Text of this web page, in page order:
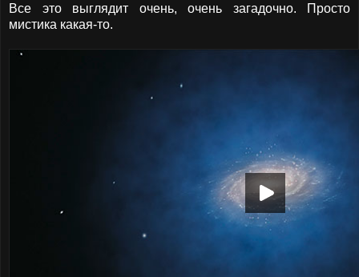
Все это выглядит очень, очень загадочно. Просто
мистика какая-то.